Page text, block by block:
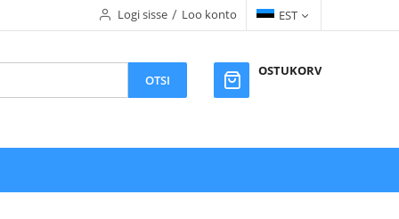
Logi sisse Loo konto EST
OTSI
OSTUKORV